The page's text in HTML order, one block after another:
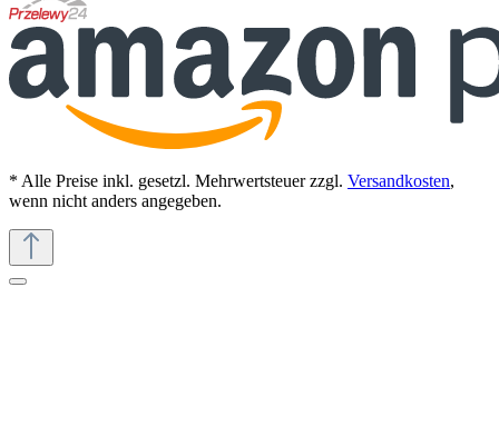
* Alle Preise inkl. gesetzl. Mehrwertsteuer zzgl. Versandkosten,
wenn nicht anders angegeben.